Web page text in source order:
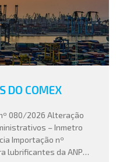
DO COMEX
nº 080/2026 Alteração
– Inmetro
Importação nº
lubrificantes da ANP